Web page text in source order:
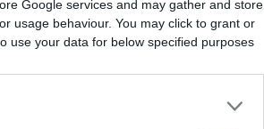
Google services and may gather and store
usage behaviour. You may click to grant or
use your data for below specified purposes
che